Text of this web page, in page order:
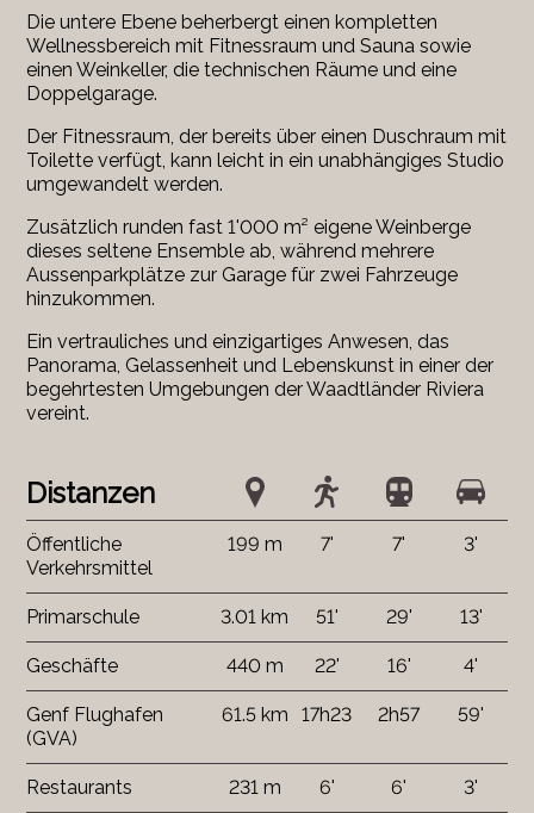
Die untere Ebene beherbergt einen kompletten
Wellnessbereich mit Fitnessraum und Sauna sowie
einen Weinkeller, die technischen Räume und eine
Doppelgarage.
Der Fitnessraum, der bereits über einen Duschraum mit
Toilette verfügt, kann leicht in ein unabhängiges Studio
umgewandelt werden.
Zusätzlich runden fast 1'000 m² eigene Weinberge
dieses seltene Ensemble ab, während mehrere
Aussenparkplätze zur Garage für zwei Fahrzeuge
hinzukommen.
Ein vertrauliches und einzigartiges Anwesen, das
Panorama, Gelassenheit und Lebenskunst in einer der
begehrtesten Umgebungen der Waadtländer Riviera
vereint.
Distanzen
Öffentliche
Verkehrsmittel
199 m 7' 7' 3'
Primarschule 3.01 km 51' 29' 13'
Geschäfte 440 m 22' 16' 4'
Genf Flughafen
(GVA)
61.5 km 17h23 2h57 59'
Restaurants 231 m 6' 6' 3'